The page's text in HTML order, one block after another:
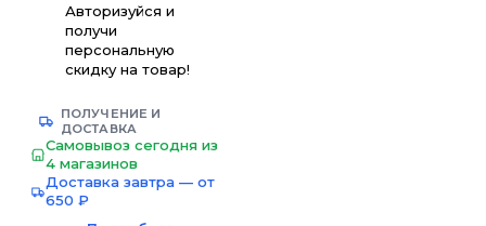
Авторизуйся и
получи
персональную
скидку на товар!
ПОЛУЧЕНИЕ И
ДОСТАВКА
Самовывоз сегодня из
4 магазинов
Доставка завтра — от
650 ₽